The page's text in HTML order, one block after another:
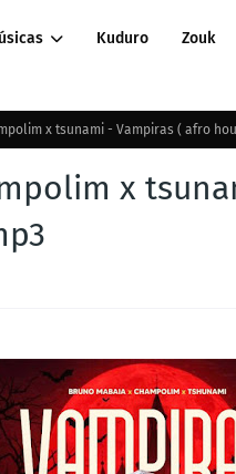
Kuduro Zouk
x tsunami - Vampiras ( afro
x